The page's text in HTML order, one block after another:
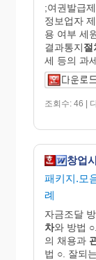
;여권발급
정보업자
용 여부 세
결과통지절
세 등의 과
조회수: 46 |
창업
패키지.모
례
자금조달
차와 방법
의 채용과
법 ○. 잘되